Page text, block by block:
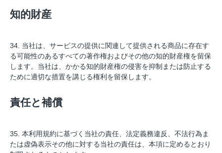
知的財産
34. 当社は、サービスの提供に関連して提供される商品に存在す
る可能性のあるすべての著作権およびその他の知的財産権を留保
します。当社は、かかる知的財産権の侵害を抑制または防止する
ために適切な措置を講じる権利を留保します。
責任と補償
35. 本利用規約に基づく当社の責任、法定義務違反、不法行為ま
たは虚偽表示その他に対する当社の責任は、本項に定めるとおり